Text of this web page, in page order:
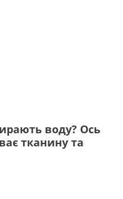
воду? Ось
тканину та